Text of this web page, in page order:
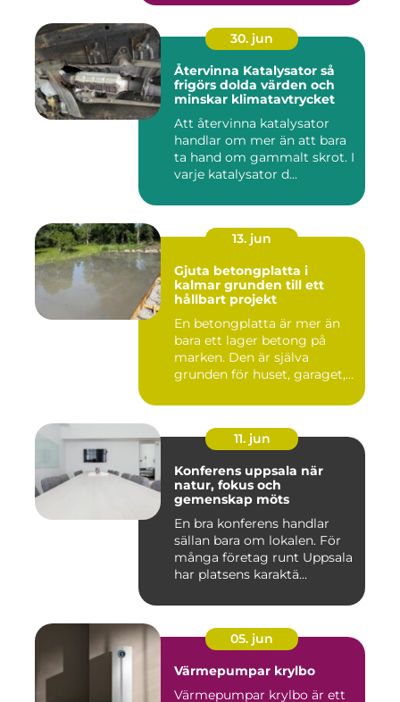
30. jun
Återvinna Katalysator så
frigörs dolda värden och
minskar klimatavtrycket
Att återvinna katalysator
handlar om mer än att bara
ta hand om gammalt skrot. I
varje katalysator d...
13. jun
Gjuta betongplatta i
kalmar grunden till ett
hållbart projekt
En betongplatta är mer än
bara ett lager betong på
marken. Den är själva
grunden för huset, garaget,...
11. jun
Konferens uppsala när
natur, fokus och
gemenskap möts
En bra konferens handlar
sällan bara om lokalen. För
många företag runt Uppsala
har platsens karaktä...
05. jun
Värmepumpar krylbo
Värmepumpar krylbo är ett